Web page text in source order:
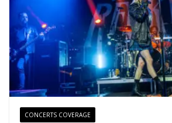
CONCERTS COVERAGE